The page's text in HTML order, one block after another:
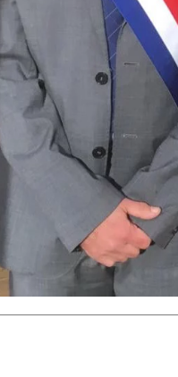
France télévision